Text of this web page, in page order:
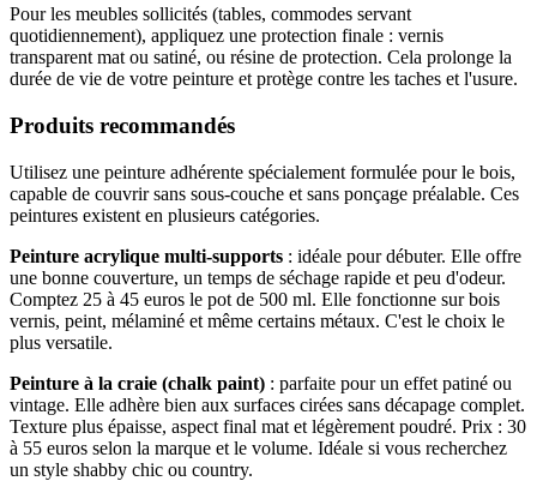
Pour les meubles sollicités (tables, commodes servant
quotidiennement), appliquez une protection finale : vernis
transparent mat ou satiné, ou résine de protection. Cela prolonge la
durée de vie de votre peinture et protège contre les taches et l'usure.
Produits recommandés
Utilisez une peinture adhérente spécialement formulée pour le bois,
capable de couvrir sans sous-couche et sans ponçage préalable. Ces
peintures existent en plusieurs catégories.
Peinture acrylique multi-supports : idéale pour débuter. Elle offre
une bonne couverture, un temps de séchage rapide et peu d'odeur.
Comptez 25 à 45 euros le pot de 500 ml. Elle fonctionne sur bois
vernis, peint, mélaminé et même certains métaux. C'est le choix le
plus versatile.
Peinture à la craie (chalk paint) : parfaite pour un effet patiné ou
vintage. Elle adhère bien aux surfaces cirées sans décapage complet.
Texture plus épaisse, aspect final mat et légèrement poudré. Prix : 30
à 55 euros selon la marque et le volume. Idéale si vous recherchez
un style shabby chic ou country.